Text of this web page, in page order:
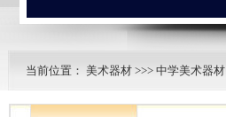
当前位置： 美术器材 >>> 中学美术器材